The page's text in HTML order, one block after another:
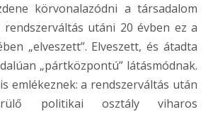
körvonalazódni a társadalom
rendszerváltás utáni 20 évben ez a
„elveszett”. Elveszett, és átadta
„pártközpontú” látásmódnak.
emlékeznek: a rendszerváltás után
politikai osztály viharos